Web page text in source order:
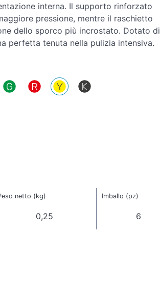
interna. Il supporto rinforzato
pressione, mentre il raschietto
dello sporco più incrostato. Dotato di
perfetta tenuta nella pulizia intensiva.
netto (kg) Imballo (pz)
0,25 6